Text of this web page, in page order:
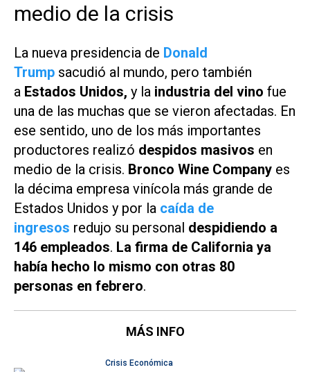
medio de la crisis
La nueva presidencia de Donald
Trump sacudió al mundo, pero también
a Estados Unidos, y la industria del vino fue
una de las muchas que se vieron afectadas. En
ese sentido, uno de los más importantes
productores realizó despidos masivos en
medio de la crisis. Bronco Wine Company es
la décima empresa vinícola más grande de
Estados Unidos y por la caída de
ingresos redujo su personal despidiendo a
146 empleados. La firma de California ya
había hecho lo mismo con otras 80
personas en febrero.
MÁS INFO
Crisis Económica